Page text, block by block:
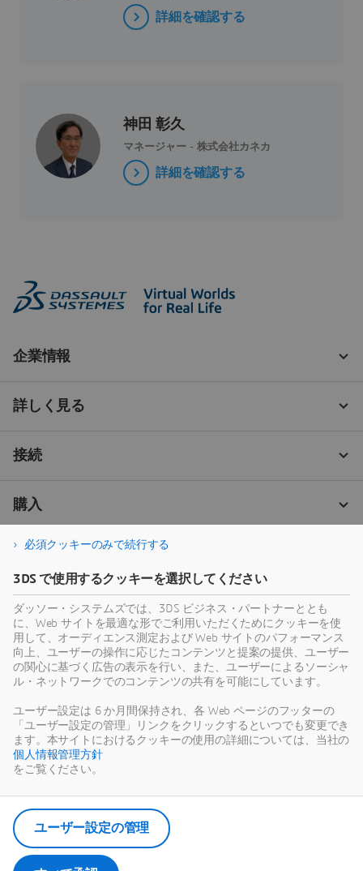
詳細を確認する
神田 彰久
マネージャー - 株式会社カネカ
詳細を確認する
必須クッキーのみで続行する
3DS で使用するクッキーを選択してください
ダッソー・システムズでは、3DS ビジネス・パートナーととも
に、Web サイトを最適な形でご利用いただくためにクッキーを使
用して、オーディエンス測定および Web サイトのパフォーマンス
向上、ユーザーの操作に応じたコンテンツと提案の提供、ユーザー
の関心に基づく広告の表示を行い、また、ユーザーによるソーシャ
ル・ネットワークでのコンテンツの共有を可能にしています。
ユーザー設定は 6 か月間保持され、各 Web ページのフッターの
「ユーザー設定の管理」リンクをクリックするといつでも変更でき
ます。本サイトにおけるクッキーの使用の詳細については、当社の
個人情報管理方針
をご覧ください。
ユーザー設定の管理